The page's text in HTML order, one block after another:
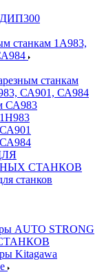
ДИП300
станкам 1А983,
станкам
СА901, СА984
СА983
СА984
СТАНКОВ
станков
AUTO STRONG
Kitagawa